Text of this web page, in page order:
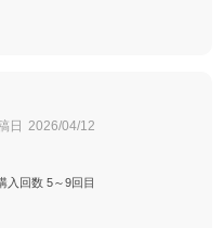
日 2026/04/12
入回数 5～9回目